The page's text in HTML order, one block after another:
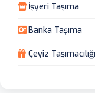
İşyeri Taşıma
Banka Taşıma
Çeyiz Taşımacılığı